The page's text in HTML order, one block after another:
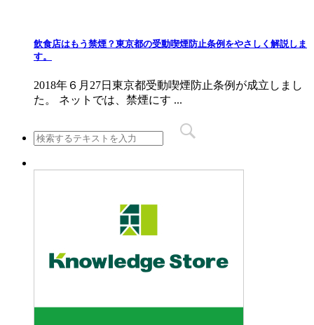
飲食店はもう禁煙？東京都の受動喫煙防止条例をやさしく解説しま
す。
2018年６月27日東京都受動喫煙防止条例が成立しまし
た。 ネットでは、禁煙にす ...